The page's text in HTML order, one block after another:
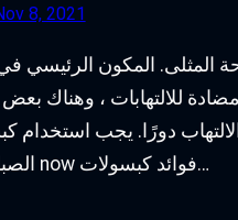
8, 2021
المكون الرئيسي
للالتهابات ، وهناك بعض
دورًا. يجب استخدام
الصباح بعد الأكل. منتجات now فوائد كبسولات…